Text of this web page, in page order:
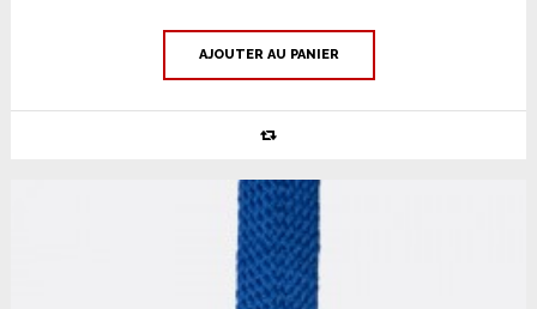
AJOUTER AU PANIER